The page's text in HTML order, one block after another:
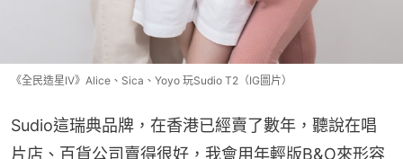
《全民造星IV》Alice、Sica、Yoyo 玩Sudio T2（IG圖片）
Sudio這瑞典品牌，在香港已經賣了數年，聽說在唱
片店、百貨公司賣得很好，我會用年輕版B&O來形容